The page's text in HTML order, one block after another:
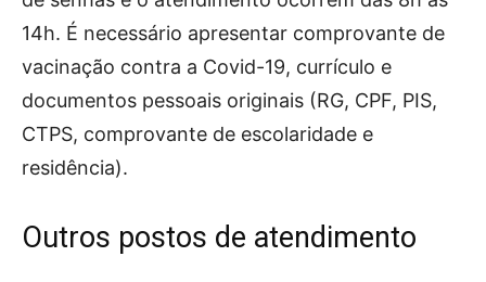
14h. É necessário apresentar comprovante de
vacinação contra a Covid-19, currículo e
documentos pessoais originais (RG, CPF, PIS,
CTPS, comprovante de escolaridade e
residência).
Outros postos de atendimento